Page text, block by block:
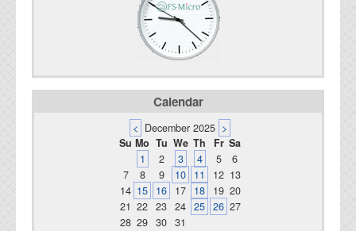
Calendar
< December 2025 >
Su Mo Tu We Th Fr Sa
1
2 3 4 5
6
7
8 9 10 11 12 13
14 15 16 17 18 19 20
21 22 23 24 25 26 27
28 29 30 31